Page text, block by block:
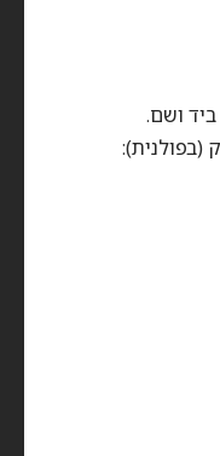
ושם.
(בפולנית):